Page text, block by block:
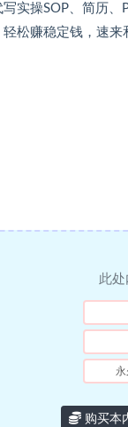
实操SOP、简历、
松赚稳定钱，速来
此
购买本